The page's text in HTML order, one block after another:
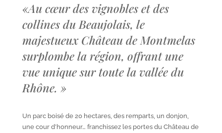
«Au cœur des vignobles et des
collines du Beaujolais, le
majestueux Château de Montmelas
surplombe la région, offrant une
vue unique sur toute la vallée du
Rhône. »
Un parc boisé de 20 hectares, des remparts, un donjon,
une cour d’honneur… franchissez les portes du Château de